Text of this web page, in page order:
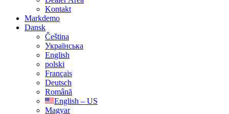
Kontakt
Markdemo
Dansk
Čeština
Українська
English
polski
Français
Deutsch
Română
English – US
Magyar